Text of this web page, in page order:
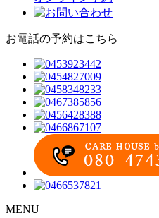
お電話の予約はこちら
MENU